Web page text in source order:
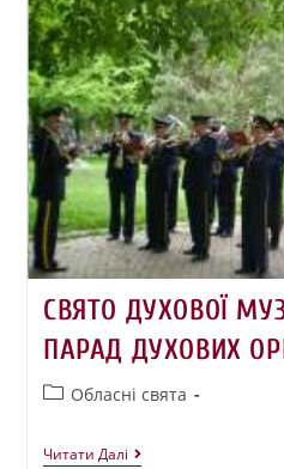
СВЯТО ДУХОВОЇ
ПАРАД ДУХОВИХ
Обласні свята
Читати Далі